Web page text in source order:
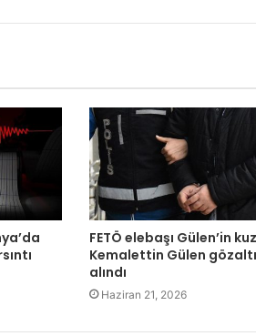
FETÖ elebaşı Gülen’in
Kemalettin Gülen
alındı
Haziran 21, 2026